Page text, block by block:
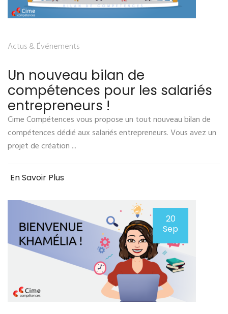
Actus & Événements
Un nouveau bilan de
compétences pour les salariés
entrepreneurs !
Cime Compétences vous propose un tout nouveau bilan de
compétences dédié aux salariés entrepreneurs. Vous avez un
projet de création ...
En Savoir Plus
20
Sep